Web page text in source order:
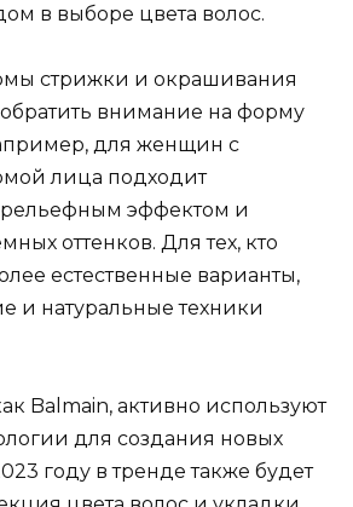
в выборе цвета волос.
стрижки и окрашивания
внимание на форму
для женщин с
лица подходит
эффектом и
оттенков. Для тех, кто
естественные варианты,
и натуральные техники
Balmain, активно используют
для создания новых
году в тренде также будет